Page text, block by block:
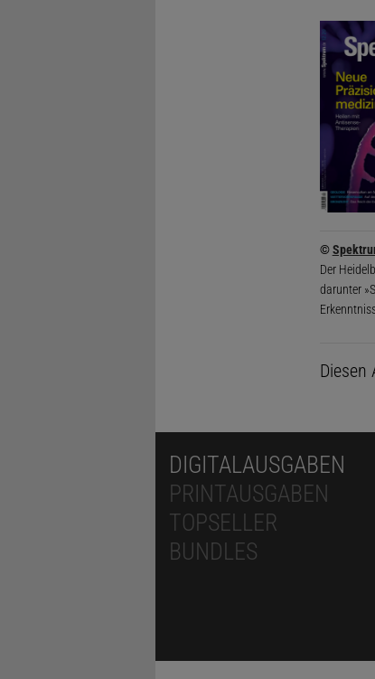
©
Der
darunter
Diesen
DIGITALAUSGABEN
PRINTAUSGABEN
TOPSELLER
BUNDLES